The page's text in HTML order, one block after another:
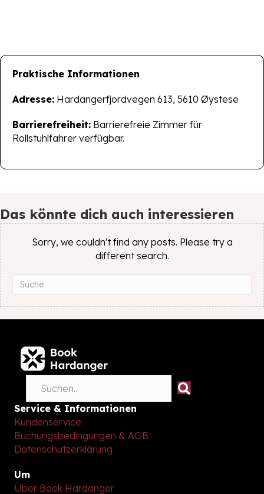
Praktische Informationen
Adresse: Hardangerfjordvegen 613, 5610 Øystese
Barrierefreiheit: Barrierefreie Zimmer für
Rollstuhlfahrer verfügbar.
Das könnte dich auch interessieren
Sorry, we couldn't find any posts. Please try a
different search.
Service & Informationen
Kundenservice
Buchungsbedingungen & AGB
Datenschutzerklärung
Um
Über Book Hardanger